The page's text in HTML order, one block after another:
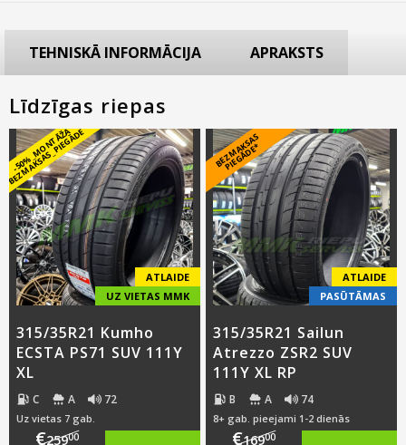
TEHNISKĀ INFORMĀCIJA APRAKSTS
Līdzīgas riepas
-
5
0
%
_
M
O
N
T
Ā
Ž
A
B
E
Z
M
A
K
S
A
S
_
PI
E
G
Ā
D
E
ATLAIDE
UZ VIETAS MMK
315/35R21 Kumho
ECSTA PS71 SUV 111Y
XL
C A 72
Uz vietas 7 gab.
€25900
B
E
Z
M
A
K
S
A
S
PI
E
G
Ā
D
E
*
ATLAIDE
PASŪTĀMAS
315/35R21 Sailun
Atrezzo ZSR2 SUV
111Y XL RP
B A 74
8+ gab. pieejami 1-2 dienās
€16900